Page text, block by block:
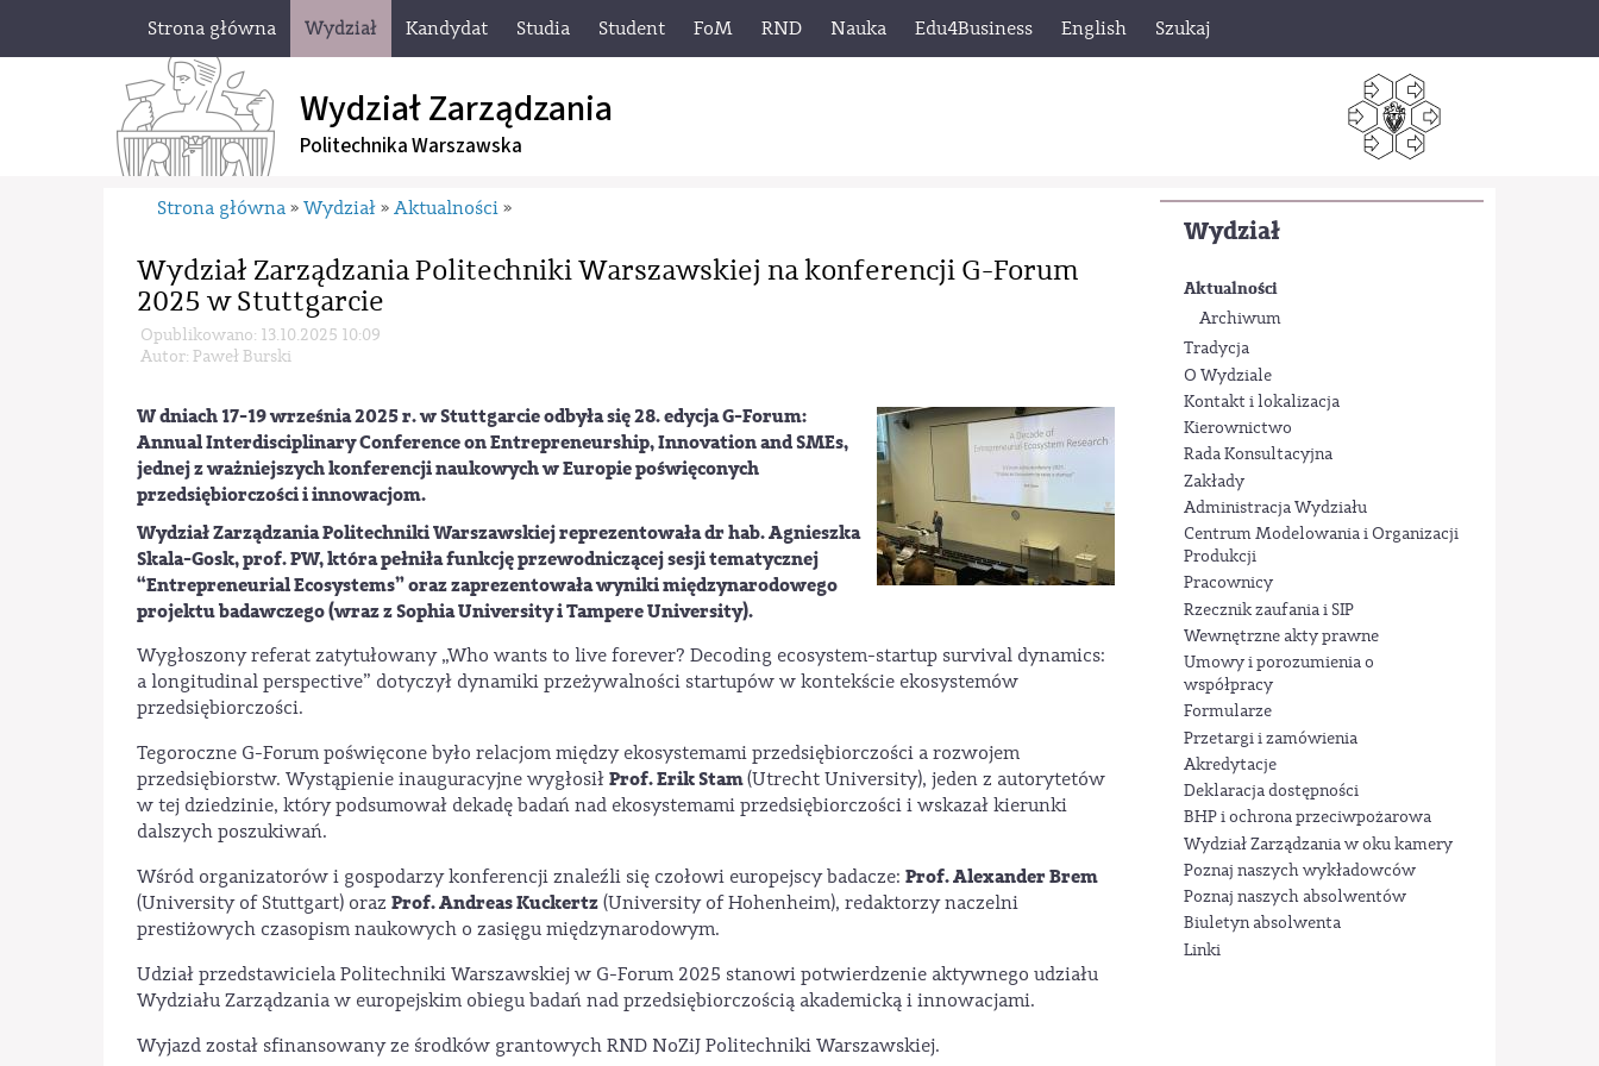
Strona główna Wydział Kandydat Studia Student FoM RND Nauka Edu4Business English Szukaj
Wydział Zarządzania
Politechnika Warszawska
Wydział
Aktualności
Archiwum
Tradycja
O Wydziale
Kontakt i lokalizacja
Kierownictwo
Rada Konsultacyjna
Zakłady
Administracja Wydziału
Centrum Modelowania i Organizacji
Produkcji
Pracownicy
Rzecznik zaufania i SIP
Wewnętrzne akty prawne
Umowy i porozumienia o
współpracy
Formularze
Przetargi i zamówienia
Akredytacje
Deklaracja dostępności
BHP i ochrona przeciwpożarowa
Wydział Zarządzania w oku kamery
Poznaj naszych wykładowców
Poznaj naszych absolwentów
Biuletyn absolwenta
Linki
Strona główna » Wydział » Aktualności »
Wydział Zarządzania Politechniki Warszawskiej na konferencji G-Forum
2025 w Stuttgarcie
Opublikowano: 13.10.2025 10:09
Autor: Paweł Burski
W dniach 17-19 września 2025 r. w Stuttgarcie odbyła się 28. edycjaG-Forum:
Annual Interdisciplinary Conference on Entrepreneurship, Innovation and SMEs,
jednej z ważniejszych konferencji naukowych w Europie poświęconych
przedsiębiorczości i innowacjom.
Wydział Zarządzania Politechniki Warszawskiej reprezentowała dr hab. Agnieszka
Skala-Gosk, prof. PW, która pełniła funkcję przewodniczącej sesji tematycznej
“Entrepreneurial Ecosystems” oraz zaprezentowała wyniki międzynarodowego
projektu badawczego (wraz z Sophia University i Tampere University).
Wygłoszony referat zatytułowany „Who wants to live forever? Decoding ecosystem-startup survival dynamics:
a longitudinal perspective” dotyczył dynamiki przeżywalności startupów w kontekście ekosystemów
przedsiębiorczości.
Tegoroczne G-Forum poświęcone było relacjom między ekosystemami przedsiębiorczości a rozwojem
przedsiębiorstw. Wystąpienie inauguracyjne wygłosił Prof. Erik Stam(Utrecht University), jeden z autorytetów
w tej dziedzinie, który podsumował dekadę badań nad ekosystemami przedsiębiorczości i wskazał kierunki
dalszych poszukiwań.
Wśród organizatorów i gospodarzy konferencji znaleźli się czołowi europejscy badacze: Prof. Alexander Brem
(University of Stuttgart) oraz Prof. Andreas Kuckertz (University of Hohenheim), redaktorzy naczelni
prestiżowych czasopism naukowych o zasięgu międzynarodowym.
Udział przedstawiciela Politechniki Warszawskiej w G-Forum 2025 stanowi potwierdzenie aktywnego udziału
Wydziału Zarządzania w europejskim obiegu badań nad przedsiębiorczością akademicką i innowacjami.
Wyjazd został sfinansowany ze środków grantowych RND NoZiJ Politechniki Warszawskiej.